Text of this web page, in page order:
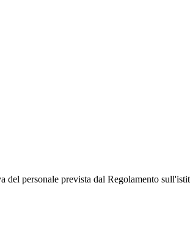
personale prevista dal Regolamento